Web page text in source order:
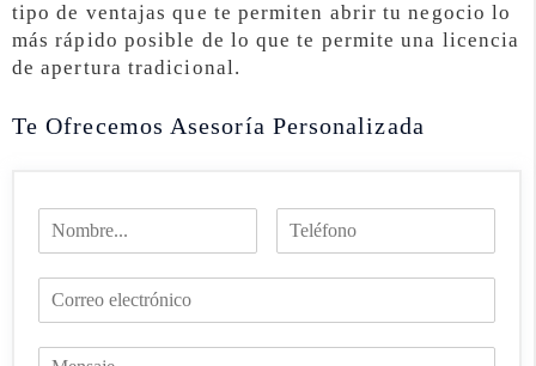
tipo de ventajas que te permiten abrir tu negocio lo
más rápido posible de lo que te permite una licencia
de apertura tradicional.
Te Ofrecemos Asesoría Personalizada